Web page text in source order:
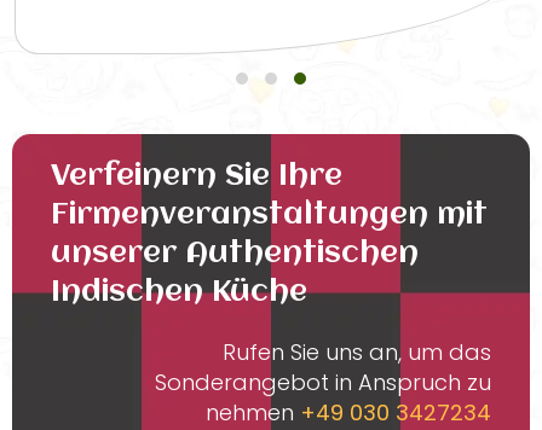
Verfeinern Sie Ihre
Firmenveranstaltungen mit
unserer Authentischen
Indischen Küche
Rufen Sie uns an, um das
Sonderangebot in Anspruch zu
nehmen +49 030 3427234